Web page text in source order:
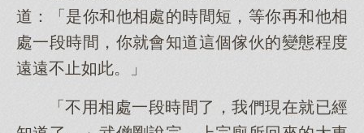
道：「是你和他相處的時間短，等你再和他相
處一段時間，你就會知道這個傢伙的變態程度
遠遠不止如此。」
「不用相處一段時間了，我們現在就已經